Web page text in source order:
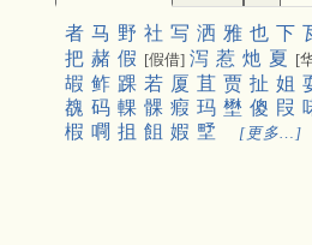
者 马 野 社 写 洒 雅 也 下
把 赭 假 [假借] 泻 惹 灺 夏 [
嘏 鲊 踝 若 厦 苴 贾 扯 姐
䰩 码 輠 髁 瘕 玛 壄 傻 叚
椵 㗿 抯 飷 婽 㙒 [更多…]